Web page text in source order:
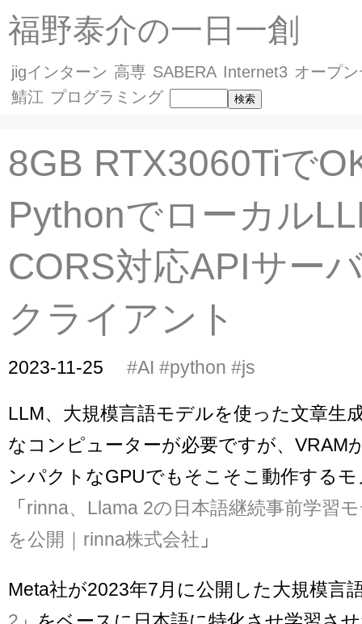
福野泰介の一日一創
jigインターン 高専 SABERA Internet3 オープ
鯖江 プログラミング
8GB RTX3060Tiで
Pythonでローカル
CORS対応APIサー
クライアント
2023-11-25 #AI #python #js
LLM、大規模言語モデルを使った文章生
なコンピューターが必要ですが、VRAM
ンパクトなGPUでもそこそこ動作する
「rinna、Llama 2の日本語継続事前学習
を公開｜rinna株式会社 」
Meta社が2023年7月に公開した大規模言